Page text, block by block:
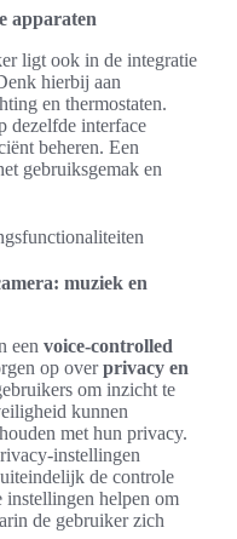
apparaten
ligt ook in de integratie
hierbij aan
en thermostaten.
dezelfde interface
beheren. Een
gebruiksgemak en
muziek en
een voice-controlled
op overprivacy en
om inzicht te
kunnen
met hun privacy.
instellingen
de controle
instellingen helpen om
de gebruiker zich